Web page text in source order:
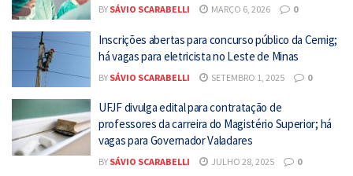
BY SÁVIO SCARABELLI MARÇO 6, 2026 0
Inscrições abertas para concurso público da Cemig;
há vagas para eletricista no Leste de Minas
BY SÁVIO SCARABELLI SETEMBRO 1, 2025 0
UFJF divulga edital para contratação de
professores da carreira do Magistério Superior; há
vagas para Governador Valadares
BY SÁVIO SCARABELLI JULHO 28, 2025 0